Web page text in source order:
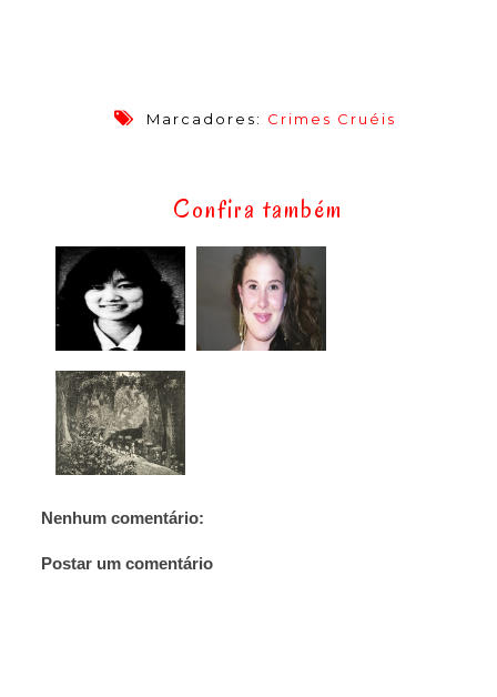
Marcadores: Crimes Cruéis
Confira também
Nenhum comentário:
Postar um comentário